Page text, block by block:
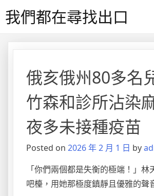
to我們都在尋找出口
俄亥俄州80多名
竹森和診所沾染
夜多未接種疫苗
Posted on 2026 年 2 月 1 日 by
「你們兩個都是失衡的極端！」林
吧檯，用她那極度鎮靜且優雅的聲